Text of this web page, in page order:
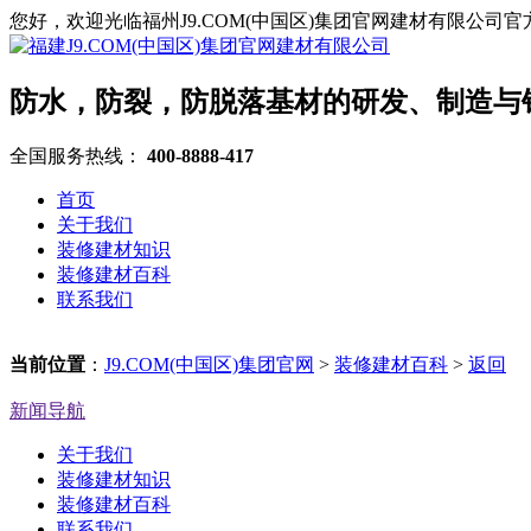
您好，欢迎光临福州J9.COM(中国区)集团官网建材有限公司官
防水，防裂，防脱落基材的研发、制造与
全国服务热线： 400-8888-417
首页
关于我们
装修建材知识
装修建材百科
联系我们
当前位置 ： J9.COM(中国区)集团官网 > 装修建材百科 > 返回
新闻导航
关于我们
装修建材知识
装修建材百科